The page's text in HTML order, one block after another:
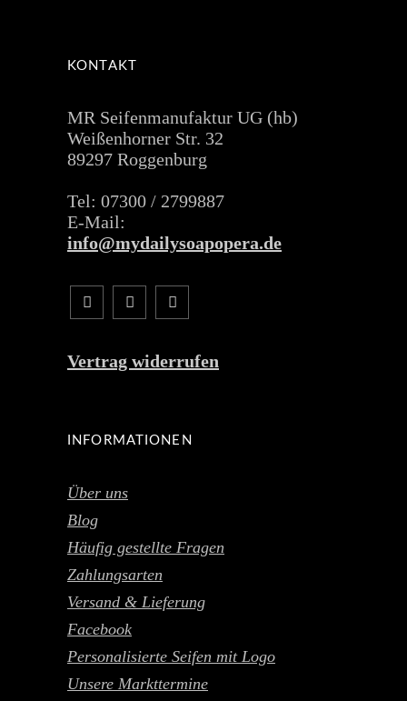
KONTAKT
MR Seifenmanufaktur UG (hb)
Weißenhorner Str. 32
89297 Roggenburg
Tel: 07300 / 2799887
E-Mail:
info@mydailysoapopera.de
Vertrag widerrufen
INFORMATIONEN
Über uns
Blog
Häufig gestellte Fragen
Zahlungsarten
Versand & Lieferung
Facebook
Personalisierte Seifen mit Logo
Unsere Markttermine